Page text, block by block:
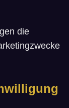
die